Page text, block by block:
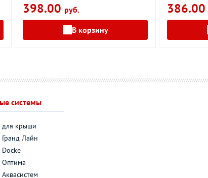
398.00 руб.
В корзину
386.00
системы
для крыши
Лайн
Docke
Оптима